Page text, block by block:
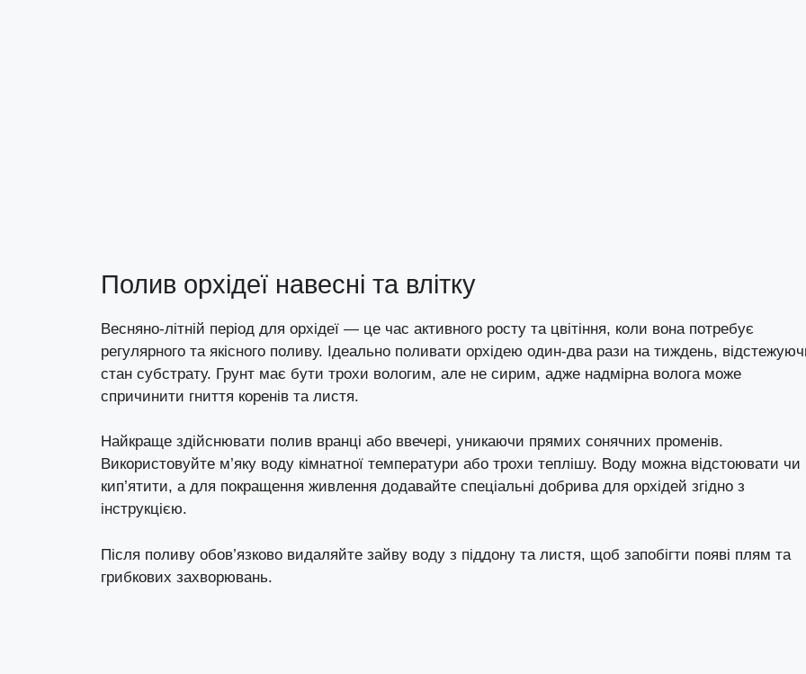
Полив орхідеї навесні та влітку
Весняно-літній період для орхідеї — це час активного росту та цвітіння, коли вона потребує
регулярного та якісного поливу. Ідеально поливати орхідею один-два рази на тиждень,
стан субстрату. Грунт має бути трохи вологим, але не сирим, адже надмірна волога може
спричинити гниття коренів та листя.
Найкраще здійснювати полив вранці або ввечері, уникаючи прямих сонячних променів.
Використовуйте м’яку воду кімнатної температури або трохи теплішу. Воду можна відстоювати чи
кип’ятити, а для покращення живлення додавайте спеціальні добрива для орхідей згідно з
інструкцією.
Після поливу обов’язково видаляйте зайву воду з піддону та листя, щоб запобігти появі плям та
грибкових захворювань.